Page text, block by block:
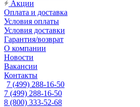
Акции
Оплата и доставка
Условия оплаты
Условия доставки
Гарантия/возврат
О компании
Новости
Вакансии
Контакты
7 (499) 288-16-50
7 (499) 288-16-50
8 (800) 333-52-68